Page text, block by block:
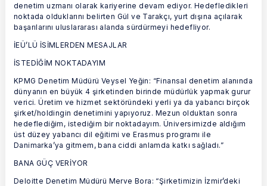
denetim uzmanı olarak kariyerine devam ediyor. Hedefledikleri
noktada olduklarını belirten Gül ve Tarakçı, yurt dışına açılarak
başarılarını uluslararası alanda sürdürmeyi hedefliyor.
İEÜ’LÜ İSİMLERDEN MESAJLAR
İSTEDİĞİM NOKTADAYIM
KPMG Denetim Müdürü Veysel Yeğin: “Finansal denetim alanında
dünyanın en büyük 4 şirketinden birinde müdürlük yapmak gurur
verici. Üretim ve hizmet sektöründeki yerli ya da yabancı birçok
şirket/holdingin denetimini yapıyoruz. Mezun olduktan sonra
hedeflediğim, istediğim bir noktadayım. Üniversimizde aldığım
üst düzey yabancı dil eğitimi ve Erasmus programı ile
Danimarka’ya gitmem, bana ciddi anlamda katkı sağladı.”
BANA GÜÇ VERİYOR
Deloitte Denetim Müdürü Merve Bora: “Şirketimizin İzmir’deki